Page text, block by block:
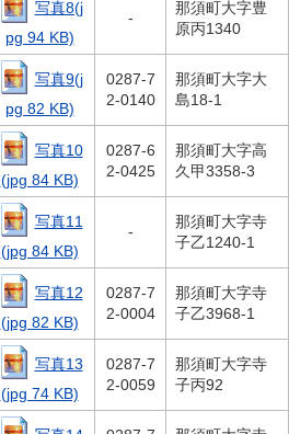
写真8(j
pg 94 KB)
-
那須町大字豊
原丙1340
写真9(j
pg 82 KB)
0287-7
2-0140
那須町大字大
島18-1
写真10
(jpg 84 KB)
0287-6
2-0425
那須町大字高
久甲3358-3
写真11
(jpg 84 KB)
-
那須町大字寺
子乙1240-1
写真12
(jpg 82 KB)
0287-7
2-0004
那須町大字寺
子乙3968-1
写真13
(jpg 74 KB)
0287-7
2-0059
那須町大字寺
子丙92